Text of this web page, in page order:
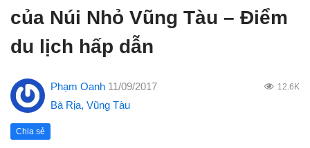
của Núi Nhỏ Vũng Tàu – Điểm
du lịch hấp dẫn
Phạm Oanh 11/09/2017 12.6K
Bà Rịa, Vũng Tàu
Chia sẻ